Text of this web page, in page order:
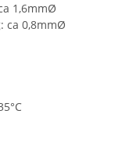
1,6mmØ
ca 0,8mmØ